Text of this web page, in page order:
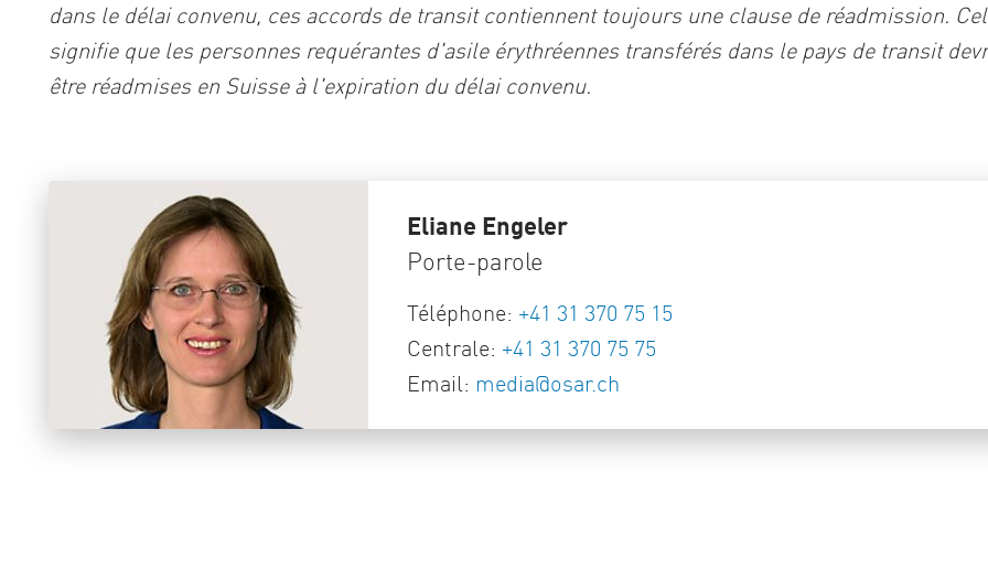
dans le délai convenu, ces accords de transit contiennent toujours une clause de réadmission.
signifie que les personnes requérantes d'asile érythréennes transférés dans le pays de transit
être réadmises en Suisse à l'expiration du délai convenu.
Eliane Engeler
Porte-parole
Téléphone: +41 31 370 75 15
Centrale: +41 31 370 75 75
Email: media@osar.ch